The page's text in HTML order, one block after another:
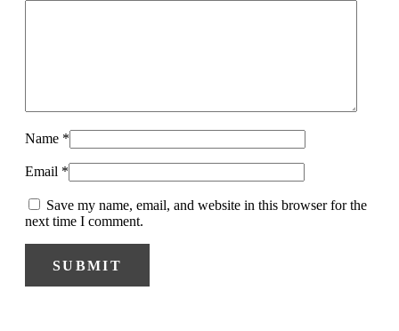
Name *
Email *
Save my name, email, and website in this browser for the
next time I comment.